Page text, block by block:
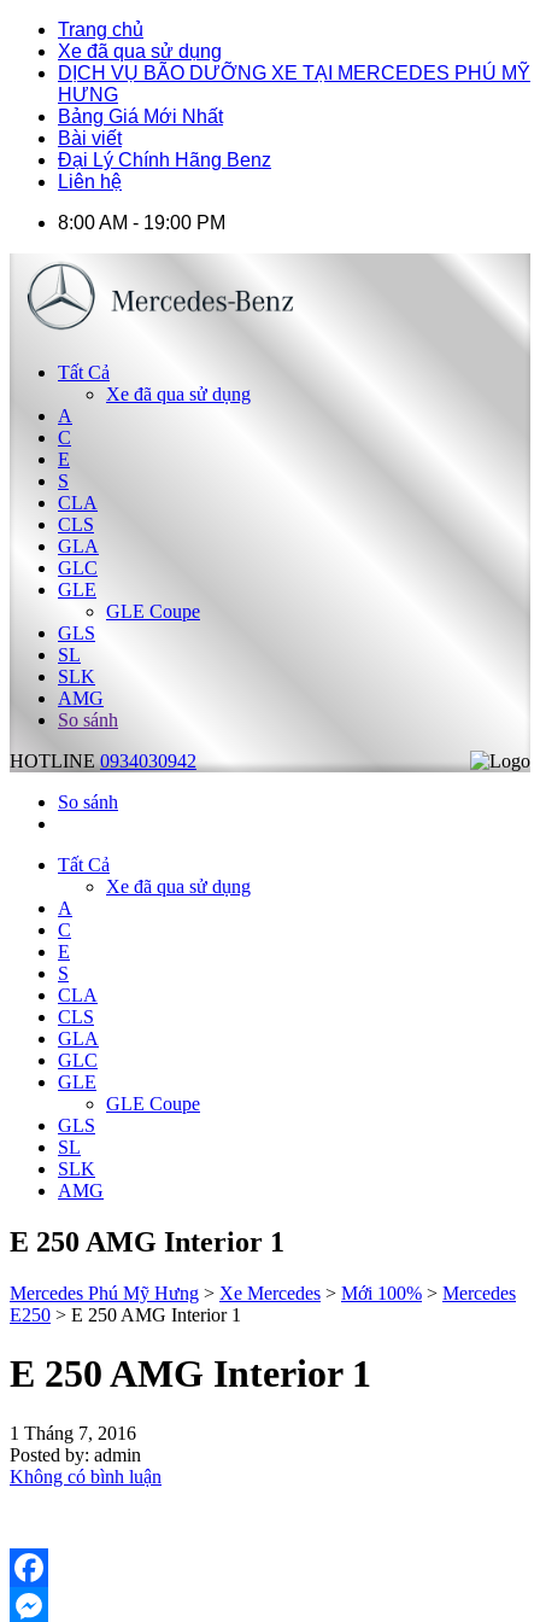
Trang chủ
Xe đã qua sử dụng
DỊCH VỤ BÃO DƯỠNG XE TẠI MERCEDES PHÚ MỸ
HƯNG
Bảng Giá Mới Nhất
Bài viết
Đại Lý Chính Hãng Benz
Liên hệ
8:00 AM - 19:00 PM
Tất Cả
Xe đã qua sử dụng
A
C
E
S
CLA
CLS
GLA
GLC
GLE
GLE Coupe
GLS
SL
SLK
AMG
So sánh
HOTLINE 0934030942
So sánh
Tất Cả
Xe đã qua sử dụng
A
C
E
S
CLA
CLS
GLA
GLC
GLE
GLE Coupe
GLS
SL
SLK
AMG
E 250 AMG Interior 1
Mercedes Phú Mỹ Hưng > Xe Mercedes > Mới 100% > Mercedes
E250 > E 250 AMG Interior 1
E 250 AMG Interior 1
1 Tháng 7, 2016
Posted by: admin
Không có bình luận
Facebook